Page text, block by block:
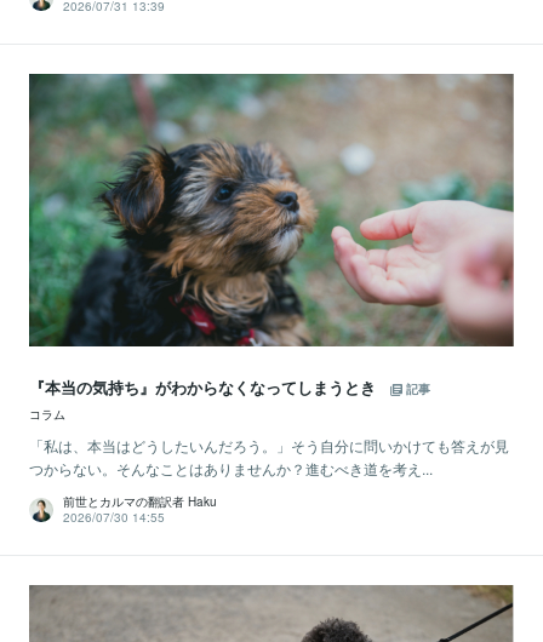
2026/07/31 13:39
『本当の気持ち』がわからなくなってしまうとき
記事
コラム
「私は、本当はどうしたいんだろう。」そう自分に問いかけても答えが見
つからない。そんなことはありませんか？進むべき道を考え...
前世とカルマの翻訳者 Haku
2026/07/30 14:55